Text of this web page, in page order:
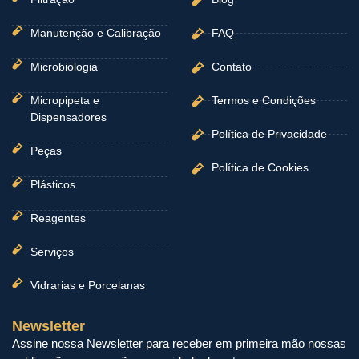
Manutenção e Calibração
Microbiologia
Micropipeta e
Dispensadores
Peças
Plásticos
Reagentes
Serviços
Vidrarias e Porcelanas
FAQ
Contato
Termos e Condições
Política de Privacidade
Política de Cookies
Newsletter
Assine nossa Newsletter para receber em primeira mão nossas